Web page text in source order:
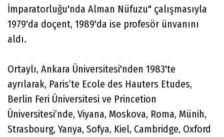
İmparatorluğu'nda Alman Nüfuzu" çalışmasıyla
1979'da doçent, 1989'da ise profesör ünvanını
aldı.
Ortaylı, Ankara Üniversitesi'nden 1983'te
ayrılarak, Paris’te Ecole des Hauters Etudes,
Berlin Feri Üniversitesi ve Princetion
Üniversitesi’nde, Viyana, Moskova, Roma, Münih,
Strasbourg, Yanya, Sofya, Kiel, Cambridge, Oxford